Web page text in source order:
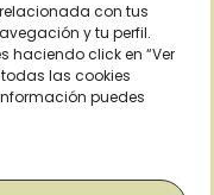
con tus
y tu perfil.
haciendo click en “Ver
las cookies
puedes
de cookies|Derecho de